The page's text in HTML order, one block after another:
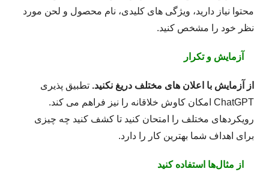
محتوا نیاز دارید، ویژگی های کلیدی، نام محصول و لحن مورد
نظر خود را مشخص کنید.
آزمایش و تکرار
از آزمایش با اعلان های مختلف دریغ نکنید. تطبیق پذیری
ChatGPT امکان کاوش خلاقانه را نیز فراهم می کند.
رویکردهای مختلف را امتحان کنید تا کشف کنید چه چیزی
برای اهداف شما بهترین کار را دارد.
از مثال‌ها استفاده کنید